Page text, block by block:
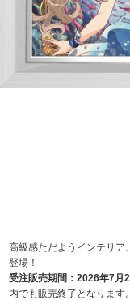
ACE COMBAT
パックマン
ラブライブ！シリーズ
ラブライブ！
高級感ただようインテリア
登場！
受注販売期間：2026年7月
内でも販売終了となります。